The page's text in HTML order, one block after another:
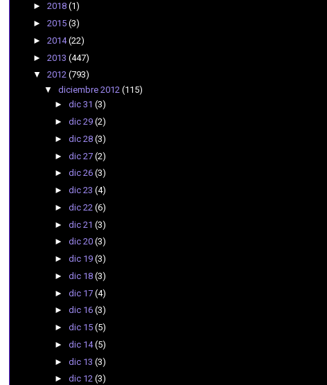
► 2018 (1)
► 2015 (3)
► 2014(22)
► 2013 (447)
▼ 2012 (793)
▼ diciembre 2012 (115)
►dic 31(3)
►dic 29(2)
►dic 28(3)
►dic 27(2)
►dic 26(3)
►dic 23(4)
►dic 22(6)
►dic 21(3)
►dic 20(3)
►dic 19(3)
►dic 18(3)
►dic 17(4)
►dic 16(3)
►dic 15(5)
►dic 14(5)
►dic 13(3)
►dic 12(3)